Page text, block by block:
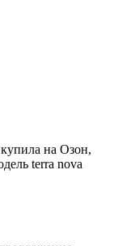
на Озон,
terra nova